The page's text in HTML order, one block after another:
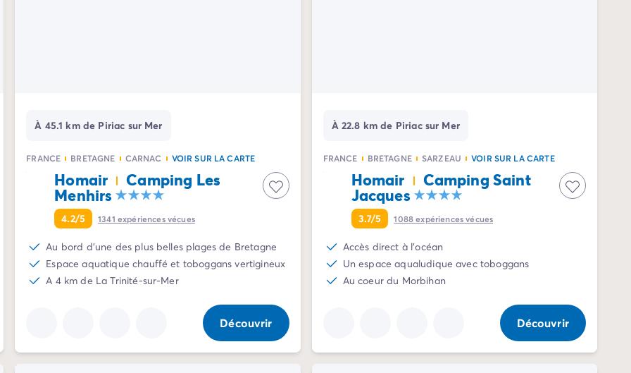
À 45.1 km de Piriac sur Mer
FRANCE BRETAGNE CARNAC VOIR SUR LA CARTE
Homair Camping Les
Menhirs
4.2/5 1341 expériences vécues
Au bord d'une des plus belles plages de Bretagne
Espace aquatique chauffé et toboggans vertigineux
A 4 km de La Trinité-sur-Mer
Découvrir
À 22.8 km de Piriac sur Mer
FRANCE BRETAGNE SARZEAU VOIR SUR LA CARTE
Homair Camping Saint
Jacques
3.7/5 1088expériences vécues
Accès direct à l'océan
Un espace aqualudique avec toboggans
Au coeur du Morbihan
Découvrir